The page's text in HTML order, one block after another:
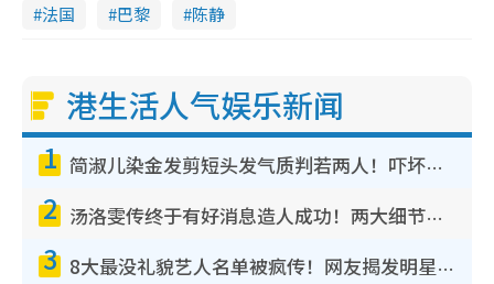
法国 巴黎 陈静
港生活人气娱乐新闻
1 简淑儿染金发剪短头发气质判若两人！吓坏老公麦大力都认不出：“你做什么？”
2 汤洛雯传终于有好消息造人成功！两大细节曝孕味极浓引猜测：大肚婆先会咁！
3 8大最没礼貌艺人名单被疯传！网友揭发明星真面目，一致数落这一位是无品天花板？